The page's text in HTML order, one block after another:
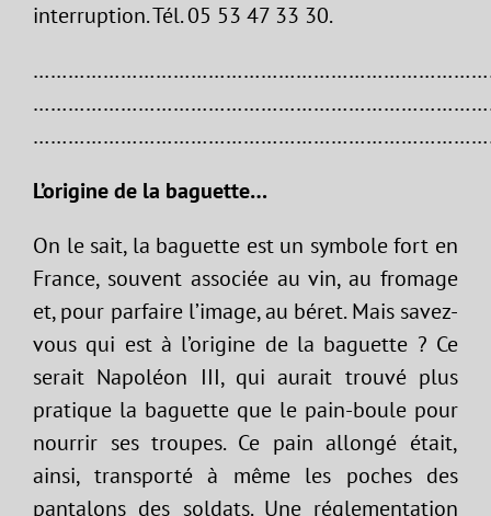
interruption. Tél. 05 53 47 33 30.
L’origine de la baguette…
On le sait, la baguette est un symbole fort en
France, souvent associée au vin, au fromage
et, pour parfaire l’image, au béret. Mais savez-
vous qui est à l’origine de la baguette ? Ce
serait Napoléon III, qui aurait trouvé plus
pratique la baguette que le pain-boule pour
nourrir ses troupes. Ce pain allongé était,
ainsi, transporté à même les poches des
pantalons des soldats. Une réglementation